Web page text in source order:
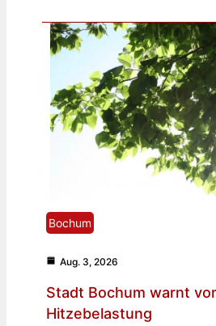
Bochum
Aug. 3, 2026
Stadt Bochum warnt
Hitzebelastung